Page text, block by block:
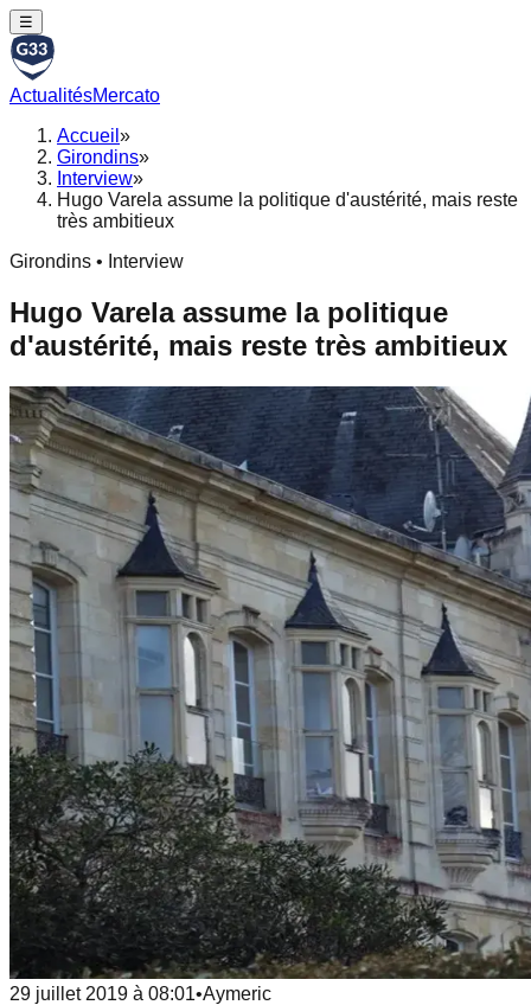
☰
ActualitésMercato
Accueil »
Girondins»
Interview»
Hugo Varela assume la politique d'austérité, mais reste
très ambitieux
Girondins • Interview
Hugo Varela assume la politique
d'austérité, mais reste très ambitieux
29 juillet 2019 à 08:01•Aymeric